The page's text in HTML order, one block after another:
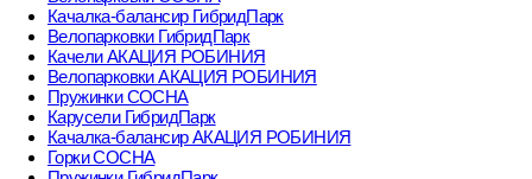
Качалка-балансир ГибридПарк
Велопарковки ГибридПарк
Качели АКАЦИЯ РОБИНИЯ
Велопарковки АКАЦИЯ РОБИНИЯ
Пружинки СОСНА
Карусели ГибридПарк
Качалка-балансир АКАЦИЯ РОБИНИЯ
Горки СОСНА